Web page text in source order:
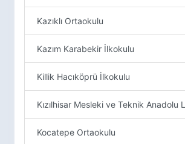
Kazıklı Ortaokulu
Kazım Karabekir İlkokulu
Killik Hacıköprü İlkokulu
Kızılhisar Mesleki ve Teknik Anadolu
Kocatepe Ortaokulu